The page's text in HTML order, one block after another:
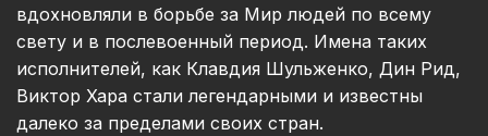
вдохновляли в борьбе за Мир людей по всему
свету и в послевоенный период. Имена таких
исполнителей, как Клавдия Шульженко, Дин Рид,
Виктор Хара стали легендарными и известны
далеко за пределами своих стран.